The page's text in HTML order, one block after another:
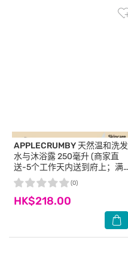
APPLECRUMBY 天然温和洗发
水与沐浴露 250毫升 (商家直
送-5个工作天内送到府上；满
$500免运)
HK$218.00
(0)